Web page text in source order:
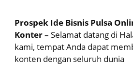
Prospek Ide Bisnis Pulsa
Konter– Selamat datang di
kami, tempat Anda dapat
konten dengan seluruh dunia